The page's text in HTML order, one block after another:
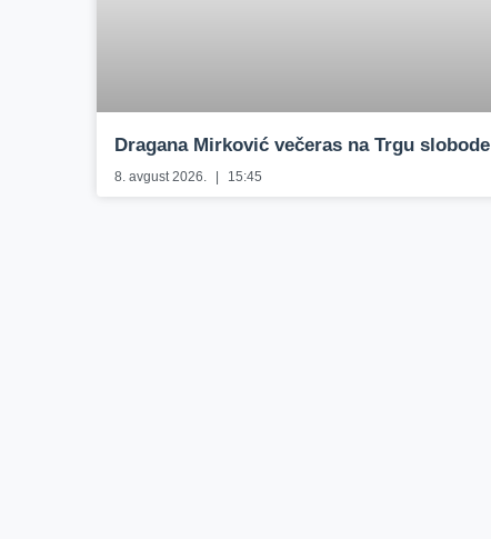
Dragana Mirković večeras na Trgu slobode
8. avgust 2026. 15:45